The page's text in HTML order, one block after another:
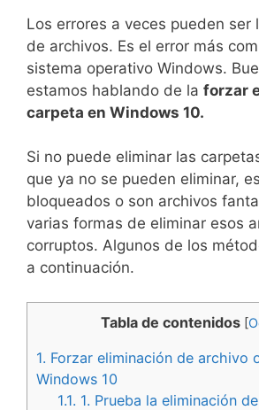
Los errores a veces pueden ser
de archivos. Es el error más
sistema operativo Windows.
estamos hablando de la forzar
carpeta en Windows 10.
Si no puede eliminar las
que ya no se pueden eliminar,
bloqueados o son archivos
varias formas de eliminar esos
corruptos. Algunos de los
a continuación.
Tabla de contenidos [
1. Forzar eliminación de archivo
Windows 10
1.1. 1. Prueba la eliminación